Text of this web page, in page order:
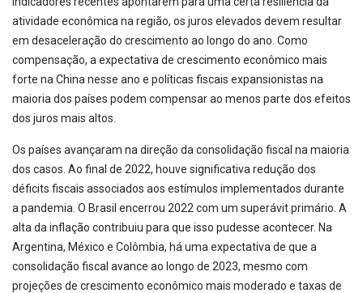
atividade econômica na região, os juros elevados devem resultar
em desaceleração do crescimento ao longo do ano. Como
compensação, a expectativa de crescimento econômico mais
forte na China nesse ano e políticas fiscais expansionistas na
maioria dos países podem compensar ao menos parte dos efeitos
dos juros mais altos.
Os países avançaram na direção da consolidação fiscal na maioria
dos casos. Ao final de 2022, houve significativa redução dos
déficits fiscais associados aos estímulos implementados durante
a pandemia. O Brasil encerrou 2022 com um superávit primário. A
alta da inflação contribuiu para que isso pudesse acontecer. Na
Argentina, México e Colômbia, há uma expectativa de que a
consolidação fiscal avance ao longo de 2023, mesmo com
projeções de crescimento econômico mais moderado e taxas de